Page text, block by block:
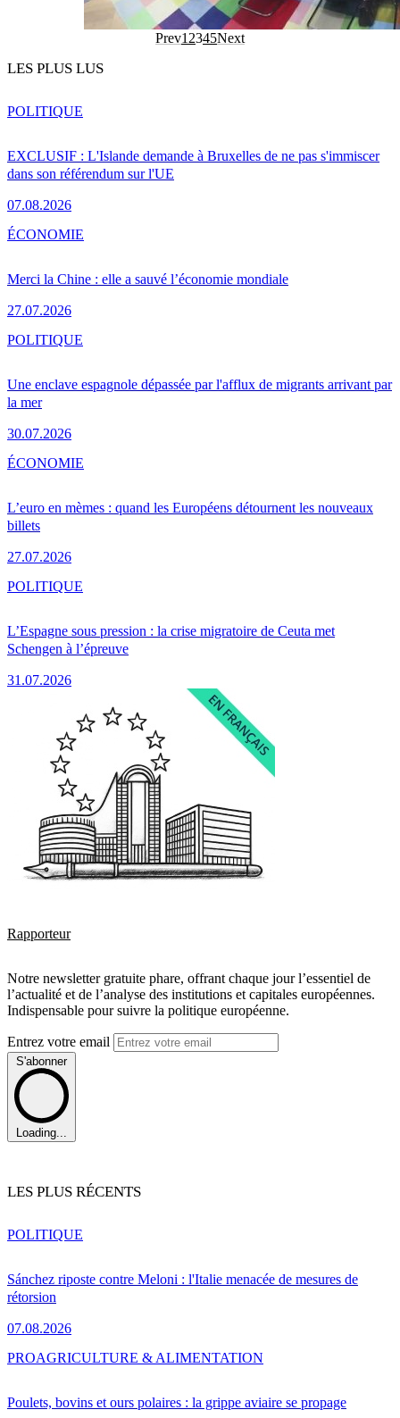
Prev1 2345Next
LES PLUS LUS
EXCLUSIF : L'Islande demande à Bruxelles de ne pas s'immiscer
dans son référendum sur l'UE
07.08.2026
POLITIQUE
Merci la Chine : elle a sauvé l’économie mondiale
27.07.2026
ÉCONOMIE
Une enclave espagnole dépassée par l'afflux de migrants arrivant par
la mer
30.07.2026
POLITIQUE
L’euro en mèmes : quand les Européens détournent les nouveaux
billets
27.07.2026
ÉCONOMIE
L’Espagne sous pression : la crise migratoire de Ceuta met
Schengen à l’épreuve
31.07.2026
POLITIQUE
Rapporteur
Notre newsletter gratuite phare, offrant chaque jour l’essentiel de
l’actualité et de l’analyse des institutions et capitales européennes.
Indispensable pour suivre la politique européenne.
Entrez votre email
S'abonner
Loading...
LES PLUS RÉCENTS
Sánchez riposte contre Meloni : l'Italie menacée de mesures de
rétorsion
07.08.2026
POLITIQUE
Poulets, bovins et ours polaires : la grippe aviaire se propage
PROAGRICULTURE & ALIMENTATION